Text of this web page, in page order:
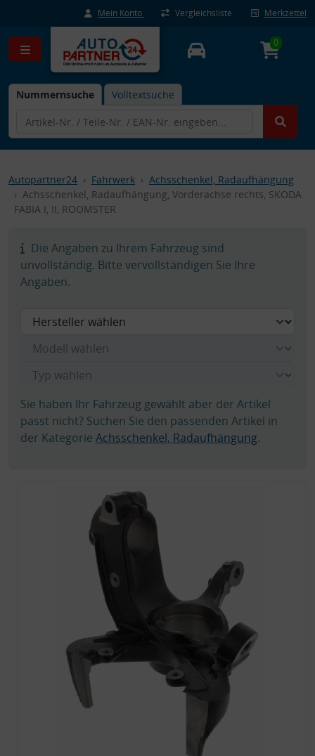
Mein Konto Vergleichsliste Merkzettel
Nummernsuche Volltextsuche
0
Autopartner24 Fahrwerk
Achsschenkel, Radaufhängung
Achsschenkel, Radaufhängung, Vorderachse rechts, SKODA
FABIA I, II, ROOMSTER
Die Angaben zu Ihrem Fahrzeug sind
unvollständig. Bitte vervollständigen Sie Ihre
Angaben.
Sie haben Ihr Fahrzeug gewählt aber der Artikel
passt nicht? Suchen Sie den passenden Artikel in
der Kategorie Achsschenkel, Radaufhängung.